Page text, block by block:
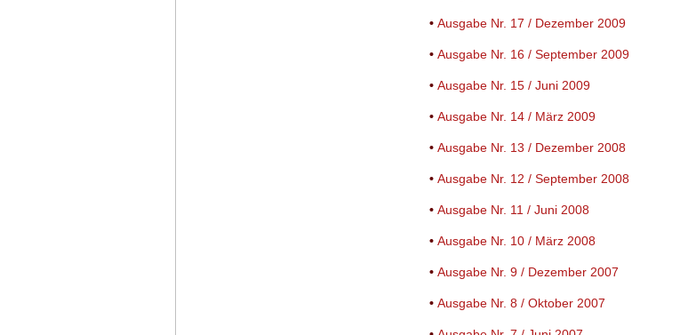
• Ausgabe Nr. 17 / Dezember 2009
• Ausgabe Nr. 16 / September 2009
• Ausgabe Nr. 15 / Juni 2009
• Ausgabe Nr. 14 / März 2009
• Ausgabe Nr. 13 / Dezember 2008
• Ausgabe Nr. 12 / September 2008
• Ausgabe Nr. 11 / Juni 2008
• Ausgabe Nr. 10 / März 2008
• Ausgabe Nr. 9 / Dezember 2007
• Ausgabe Nr. 8 / Oktober 2007